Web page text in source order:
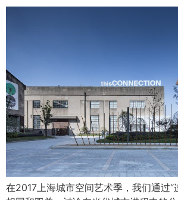
在2017上海城市空间艺术季，我们通过“